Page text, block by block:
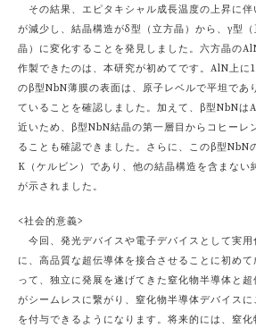
その結果、エピタキシャル成長温度の上昇に
が減少し、結晶構造がδ型（立方晶）から、γ型
晶）に変化することを発見しました。六方晶の
作製できたのは、本研究が初めてです。AlN上
のβ型NbN薄膜の表面は、原子レベルで平坦であ
ていることを確認しました。加えて、β型NbNは
近いため、β型NbN結晶の第一層目からコヒーレ
ることも確認できました。さらに、このβ型NbN
K（ケルビン）であり、他の結晶構造を含まない
が示されました。
<社会的意義>
今回、発光デバイスや電子デバイスとして実用
に、高品質な超伝導体を接合させることに初め
って、独立に発展を遂げてきた窒化物半導体と
がシームレスに繋がり、窒化物半導体デバイス
を付与できるようになります。将来的には、窒